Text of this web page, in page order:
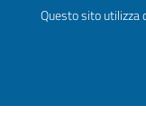
Questo sito utilizza
Sezione
| Basato sul